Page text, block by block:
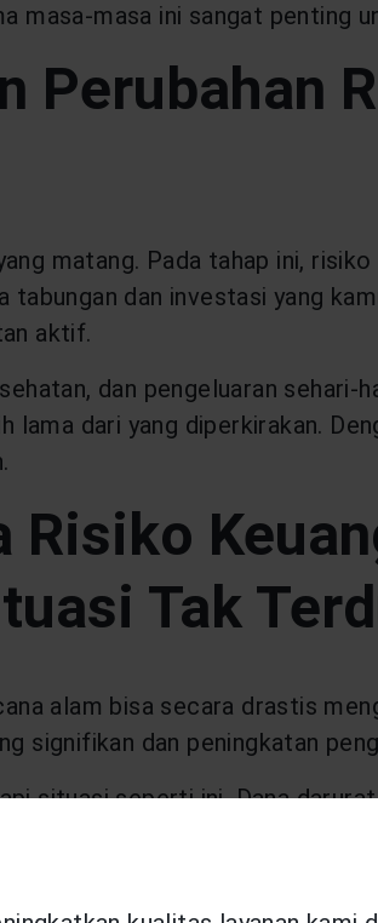
masa-masa ini sangat penting
Perubahan
matang. Pada tahap ini,
dan investasi yang
aktif.
dan pengeluaran sehari-
dari yang diperkirakan.
Risiko
Tak
alam bisa secara drastis
signifikan dan peningkatan
situasi seperti ini. Dana
kamu dapat mengelola